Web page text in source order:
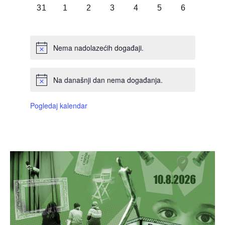
0
31
0
1
0
2
0
3
0
4
0
5
0
6
Nema nadolazećih događaji.
Na današnji dan nema događanja.
Pogledaj kalendar